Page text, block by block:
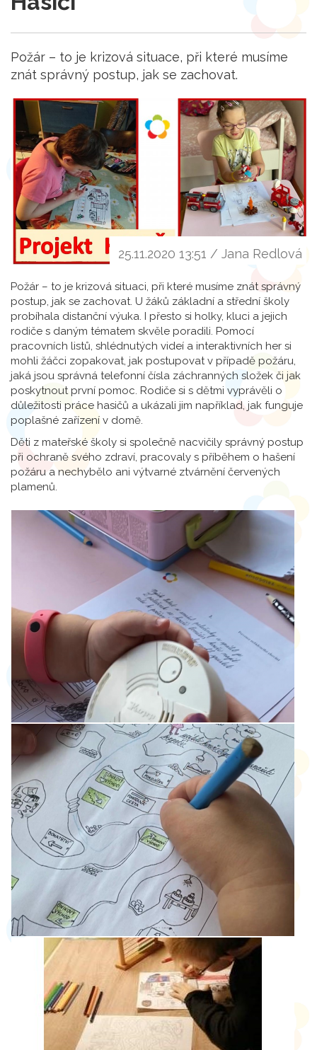
Požár – to je krizová situace, při které musíme
znát správný postup, jak se zachovat.
25.11.2020 13:51 / Jana Redlová
Požár – to je krizová situaci, při které musíme znát správný
postup, jak se zachovat. U žáků základní a střední školy
probíhala distanční výuka. I přesto si holky, kluci a jejich
rodiče s daným tématem skvěle poradili. Pomocí
pracovních listů, shlédnutých videí a interaktivních her si
mohli žáčci zopakovat, jak postupovat v případě požáru,
jaká jsou správná telefonní čísla záchranných složek či jak
poskytnout první pomoc. Rodiče si s dětmi vyprávěli o
důležitosti práce hasičů a ukázali jim například, jak funguje
poplašné zařízení v domě.
Děti z mateřské školy si společně nacvičily správný postup
při ochraně svého zdraví, pracovaly s příběhem o hašení
požáru a nechybělo ani výtvarné ztvárnění červených
plamenů.